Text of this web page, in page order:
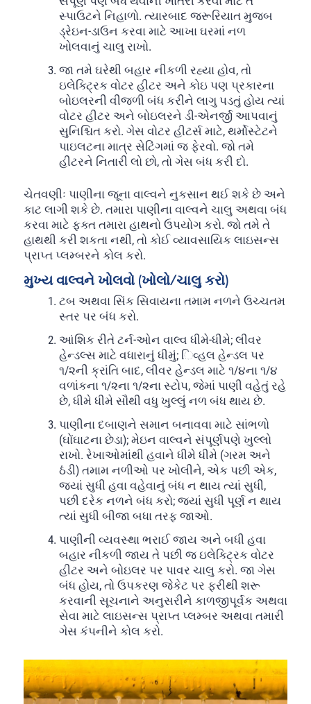
સ્પાઉટને નિહાળો. ત્યારબાદ જરૂરિયાત મુજબ
ડ્રેઇન-ડાઉન કરવા માટે આખા ઘરમાં નળ
ખોલવાનું ચાલુ રાખો.
જા તમે ઘરેથી બહાર નીકળી રહ્યા હોવ, તો
ઇલેક્ટ્રિક વોટર હીટર અને કોઇ પણ પ્રકારના
બોઇલરની વીજળી બંધ કરીને લાગુ પડતું હોય ત્યાં
વોટર હીટર અને બોઇલરને ડી-એનર્જી આપવાનું
સુનિશ્ચિત કરો. ગેસ વોટર હીટર્સ માટે, થર્મોસ્ટેટને
પાઇલટના માત્ર સેટિંગમાં જ ફેરવો. જો તમે
હીટરને નિતારી લો છો, તો ગેસ બંધ કરી દો.
ચેતવણીઃ પાણીના જૂના વાલ્વને નુકસાન થઈ શકે છે અને
કાટ લાગી શકે છે. તમારા પાણીના વાલ્વને ચાલુ અથવા બંધ
કરવા માટે ફક્ત તમારા હાથનો ઉપયોગ કરો. જો તમે તે
હાથથી કરી શકતા નથી, તો કોઈ વ્યાવસાયિક લાઇસન્સ
પ્રાપ્ત પ્લમ્બરને કોલ કરો.
મુખ્ય વાલ્વને ખોલવો (ખોલો/ચાલુ કરો)
ટબ અથવા સિંક સિવાયના તમામ નળને ઉચ્ચતમ
સ્તર પર બંધ કરો.
આંશિક રીતે ટર્ન-ઓન વાલ્વ ધીમે-ધીમે; લીવર
હેન્ડલ્સ માટે વધારાનું ધીમું; િવ્હલ હેન્ડલ પર
૧/૨ની ક્રાંતિ બાદ, લીવર હેન્ડલ માટે ૧/૪ના ૧/૪
વળાંકના ૧/૨ના ૧/૨ના સ્ટોપ, જેમાં પાણી વહેતું રહે
છે, ધીમે ધીમે સૌથી વધુ ખુલ્લું નળ બંધ થાય છે.
પાણીના દબાણને સમાન બનાવવા માટે સાંભળો
(ઘોંઘાટના છેડા); મેઇન વાલ્વને સંપૂર્ણપણે ખુલ્લો
રાખો. રેખાઓમાંથી હવાને ધીમે ધીમે (ગરમ અને
ઠંડી) તમામ નળીઓ પર ખોલીને, એક પછી એક,
જ્યાં સુધી હવા વહેવાનું બંધ ન થાય ત્યાં સુધી,
પછી દરેક નળને બંધ કરો; જ્યાં સુધી પૂર્ણ ન થાય
ત્યાં સુધી બીજા બધા તરફ જાઓ.
પાણીની વ્યવસ્થા ભરાઈ જાય અને બધી હવા
બહાર નીકળી જાય તે પછી જ ઇલેક્ટ્રિક વોટર
હીટર અને બોઇલર પર પાવર ચાલુ કરો. જા ગેસ
બંધ હોય, તો ઉપકરણ જેકેટ પર ફરીથી શરૂ
કરવાની સૂચનાને અનુસરીને કાળજીપૂર્વક અથવા
સેવા માટે લાઇસન્સ પ્રાપ્ત પ્લમ્બર અથવા તમારી
ગેસ કંપનીને કોલ કરો.